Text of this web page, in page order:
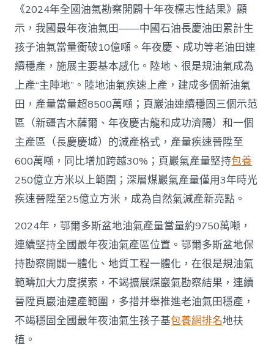
首
超
4
億
噸
_
中
國
網〉
中
《2024年全國油氣勘察開闢十年夜標志性結果》顯
示，我國最年夜油氣田——中國石油長慶油田累計生
孩子油氣當量衝破10億噸。年夜慶、成功等老油田連
續穩產，施展主要基本感化。陸地、很是規油氣成為
上產“主陣地”。陸地油氣疾速上產，建成多個新油氣
田，產量當量超8500萬噸；頁巖油連續穩固三個示范
區（新疆吉木薩爾、年夜慶古龍和成功濟陽）和一個
主產區（長慶慶城）的減產格式，產量疾速晉陞至
600萬噸，同比增加跨越30%；頁巖氣產量堅持包養
250億立方米以上範圍；深層煤巖氣產量僅用3年時光
疾速晉陞至25億立方米，成為自然氣減產新亮點。
2024年，鄂爾多斯盆地油氣產量當量約9750萬噸，
連續堅持全國最年夜油氣產區位置。鄂爾多斯盆地保
持勘察開闢一體化、地質工程一體化，在很是規油氣
範疇加大力度摸索，不竭擴展煤巖氣勘察結果，連續
晉陞頁巖油建產範圍，多措并舉推進老油氣田穩產，
不竭穩固全國最年夜油氣生孩子基包養網排名地扶
植。